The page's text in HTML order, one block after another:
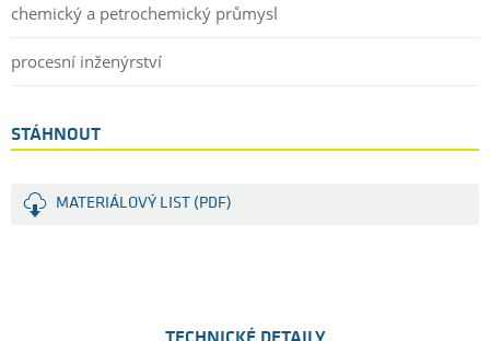
chemický a petrochemický průmysl
procesní inženýrství
STÁHNOUT
MATERIÁLOVÝ LIST (PDF)